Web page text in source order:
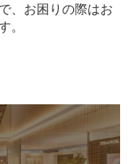
、お困りの際はお
。